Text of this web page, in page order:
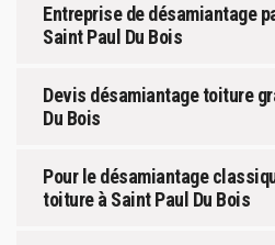
Entreprise de désamiantage
Saint Paul Du Bois
Devis désamiantage toiture
Du Bois
Pour le désamiantage
toiture à Saint Paul Du Bois